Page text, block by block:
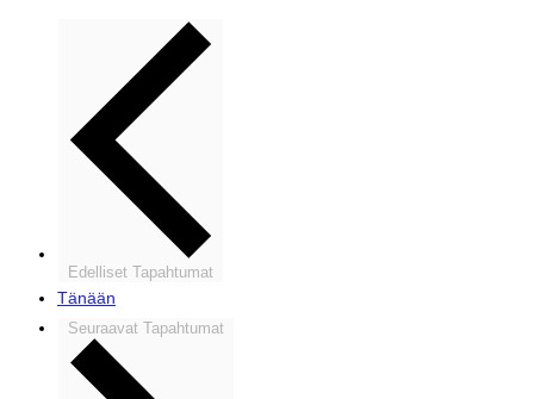
Edelliset Tapahtumat
Tänään
Seuraavat Tapahtumat